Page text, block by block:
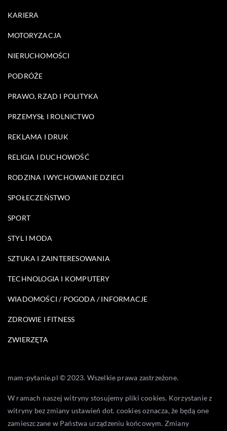
KARIERA
MOTORYZACJA
NIERUCHOMOŚCI
PODRÓŻE
PRAWO, RZĄD I POLITYKA
PRZEMYSŁ I ROLNICTWO
REKLAMA I DRUK
RELIGIA I DUCHOWOŚĆ
RODZINA I WYCHOWANIE DZIECI
SPOŁECZEŃSTWO
SPORT
STYL I MODA
SZTUKA I ZAINTERESOWANIA
TECHNOLOGIA I KOMPUTERY
WIADOMOŚCI / POGODA / INFORMACJE
ZDROWIE I FITNESS
ZWIERZĘTA
mam-pytanie.pl © 2023. Wszelkie prawa zastrzeżone.
W ramach naszej witryny stosujemy pliki cookies. Korzystanie z
witryny bez zmiany ustawień dot. cookies oznacza, że będą one
zamieszczane w Państwa urządzeniu końcowym. Zmiany